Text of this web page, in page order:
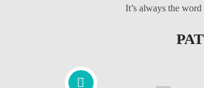
It’s always the